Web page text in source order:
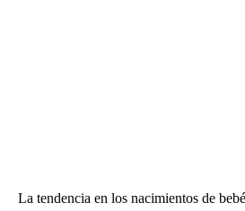
La tendencia en los nacimientos de